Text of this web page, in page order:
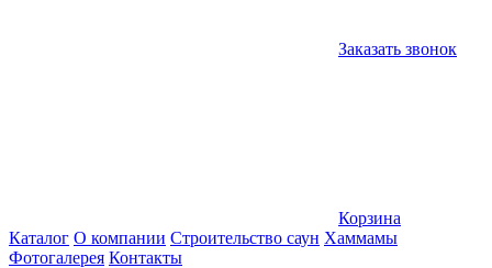
Заказать звонок
Корзина
Каталог О компании Строительство саун Хаммамы
Фотогалерея Контакты